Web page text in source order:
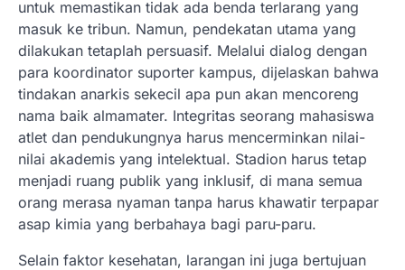
untuk memastikan tidak ada benda terlarang yang
masuk ke tribun. Namun, pendekatan utama yang
dilakukan tetaplah persuasif. Melalui dialog dengan
para koordinator suporter kampus, dijelaskan bahwa
tindakan anarkis sekecil apa pun akan mencoreng
nama baik almamater. Integritas seorang mahasiswa
atlet dan pendukungnya harus mencerminkan nilai-
nilai akademis yang intelektual. Stadion harus tetap
menjadi ruang publik yang inklusif, di mana semua
orang merasa nyaman tanpa harus khawatir terpapar
asap kimia yang berbahaya bagi paru-paru.
Selain faktor kesehatan, larangan ini juga bertujuan